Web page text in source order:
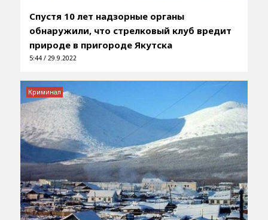
Спустя 10 лет надзорные органы
обнаружили, что стрелковый клуб вредит
природе в пригороде Якутска
5:44 / 29.9.2022
Криминал